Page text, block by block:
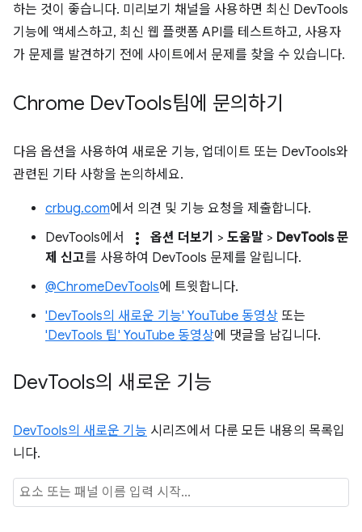
하는 것이 좋습니다. 미리보기 채널을 사용하면 최신 DevTools
기능에 액세스하고, 최신 웹 플랫폼 API를 테스트하고, 사용자
가 문제를 발견하기 전에 사이트에서 문제를 찾을 수 있습니다.
Chrome DevTools팀에 문의하기
다음 옵션을 사용하여 새로운 기능, 업데이트 또는 DevTools와
관련된 기타 사항을 논의하세요.
crbug.com에서 의견 및 기능 요청을 제출합니다.
DevTools에서
more_vert 옵션 더보기 > 도움말 > DevTools 문
제 신고를 사용하여 DevTools 문제를 알립니다.
@ChromeDevTools에 트윗합니다.
'DevTools의 새로운 기능' YouTube 동영상 또는
'DevTools 팁' YouTube 동영상에 댓글을 남깁니다.
DevTools의 새로운 기능
DevTools의 새로운 기능 시리즈에서 다룬 모든 내용의 목록입
니다.